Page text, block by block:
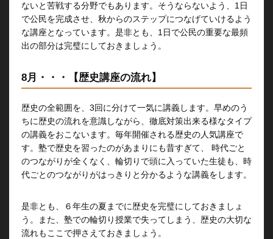
ないと苦戦する分野でもあります。そうならないよう、1日
で公民を完成させ、秋からのステップにつなげていけるよう
な講座となっています。是非とも、1日で公民の重要な最頻
出の部分は完璧にしておきましょう。
8月・・・【歴史講座の流れ】
歴史の全範囲を、3回に分けて一気に講義します。早めのう
ちに歴史の流れを意識しながら、徹底対策出来る様なタイプ
の講義をおこないます。毎年開催される歴史の人気講座で
す。塾で歴史を習ったのがあまりにも昔すぎて、 時代ごと
のつながりが全くなく、輪切りで頭に入っていた生徒も、時
代ごとのつながりがはっきりと分かるような講義をします。
是非とも、６年生の夏までに歴史を完璧にしておきましょ
う。また、塾での輪切り授業で失ってしまう、歴史の大切な
流れもここで押さえておきましょう。